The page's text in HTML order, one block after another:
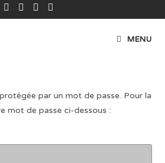
MENU
par un mot de passe. Pour la
mot de passe ci-dessous :